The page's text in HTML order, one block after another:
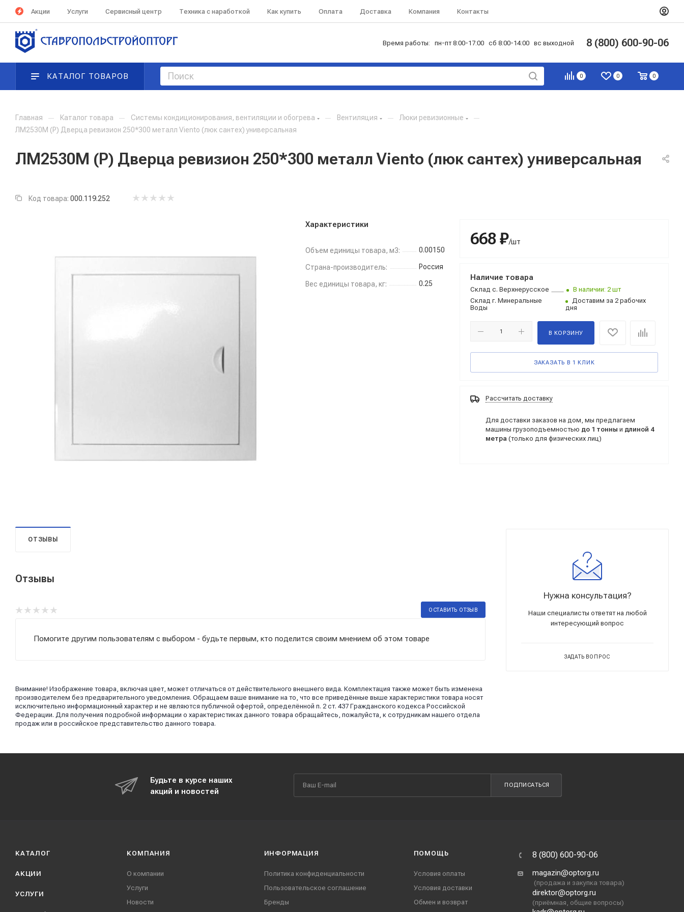
Акции Услуги Сервисный центр Техника с наработкой Как купить Оплата Доставка Компания Контакты
Время работы: пн-пт 8:00-17:00 сб 8:00-14:00 вс выходной 8 (800) 600-90-06
0 0 0
КАТАЛОГ ТОВАРОВ
Главная — Каталог товара — Системы кондиционирования, вентиляции и обогрева — Вентиляция — Люки ревизионные —
ЛМ2530М (Р) Дверца ревизион 250*300 металл Viento (люк сантех) универсальная
ЛМ2530М (Р) Дверца ревизион 250*300 металл Viento (люк сантех) универсальная
Код товара: 000.119.252
Характеристики
Объем единицы товара, м3: 0.00150
Страна-производитель: Россия
Вес единицы товара, кг: 0.25
668 ₽/шт
Наличие товара
Склад с. Верхнерусское
В наличии: 2 шт
Склад г. Минеральные
Воды
Доставим за 2 рабочих
дня
В КОРЗИНУ
ЗАКАЗАТЬ В 1 КЛИК
Рассчитать доставку
Для доставки заказов на дом, мы предлагаем
машины грузоподъемностью до 1 тонны и длиной 4
метра (только для физических лиц)
ОТЗЫВЫ
Отзывы
ОСТАВИТЬ ОТЗЫВ
Помогите другим пользователям с выбором - будьте первым, кто поделится своим мнением об этом товаре
Внимание! Изображение товара, включая цвет, может отличаться от действительного внешнего вида. Комплектация также может быть изменена
производителем без предварительного уведомления. Обращаем ваше внимание на то, что все приведённые выше характеристики товара носят
исключительно информационный характер и не являются публичной офертой, определённой п. 2 ст. 437 Гражданского кодекса Российской
Федерации. Для получения подробной информации о характеристиках данного товара обращайтесь, пожалуйста, к сотрудникам нашего отдела
продаж или в российское представительство данного товара.
Нужна консультация?
Наши специалисты ответят на любой
интересующий вопрос
ЗАДАТЬ ВОПРОС
Будьте в курсе наших
акций и новостей
ПОДПИСАТЬСЯ
КАТАЛОГ
АКЦИИ
УСЛУГИ
КОМПАНИЯ
О компании
Услуги
Новости
ИНФОРМАЦИЯ
Политика конфиденциальности
Пользовательское соглашение
Бренды
ПОМОЩЬ
Условия оплаты
Условия доставки
Обмен и возврат
8 (800) 600-90-06
magazin@optorg.ru
(продажа и закупка товара)
direktor@optorg.ru
(приёмная, общие вопросы)